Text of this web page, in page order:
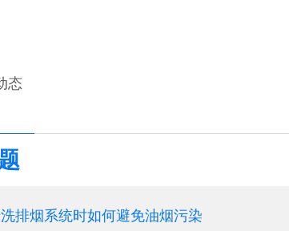
态
排烟系统时如何避免油烟污染